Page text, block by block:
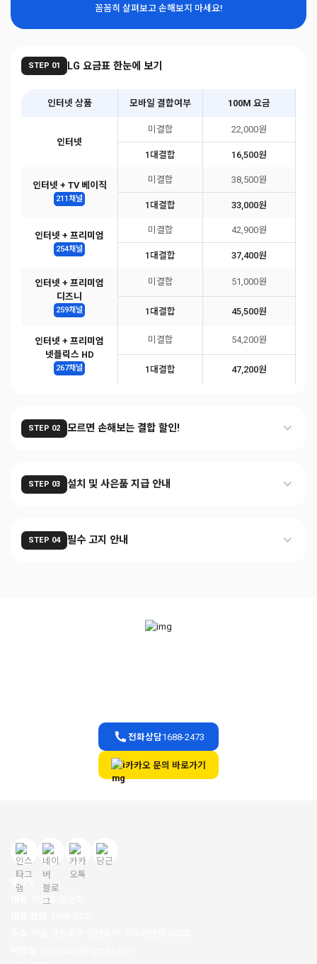
꼼꼼히 살펴보고 손해보지 마세요!
STEP 01 LG 요금표 한눈에 보기
인터넷 상품 모바일 결합여부 100M 요금
인터넷
미결합 22,000원
1대결합 16,500원
인터넷 + TV 베이직
211채널
미결합 38,500원
1대결합 33,000원
인터넷 + 프리미엄
254채널
미결합 42,900원
1대결합 37,400원
인터넷 + 프리미엄
디즈니
259채널
미결합 51,000원
1대결합 45,500원
인터넷 + 프리미엄
넷플릭스 HD
267채널
미결합 54,200원
1대결합 47,200원
STEP 02 모르면 손해보는 결합 할인!
STEP 03 설치 및 사은품 지급 안내
STEP 04 필수 고지 안내
전화상담1688-2473
카카오 문의 바로가기
찾았당
이찬호,윤준희